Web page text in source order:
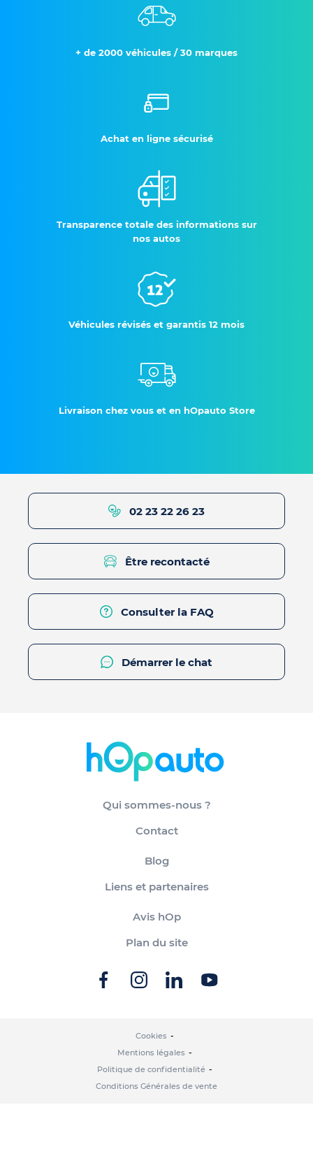
+ de 2000 véhicules / 30 marques
Achat en ligne sécurisé
Transparence totale des informations sur
nos autos
Véhicules révisés et garantis 12 mois
Livraison chez vous et en hOpauto Store
02 23 22 26 23
Être recontacté
Consulter la FAQ
Démarrer le chat
Qui sommes-nous ?
Contact
Blog
Liens et partenaires
Avis hOp
Plan du site
Cookies
Mentions légales
Politique de confidentialité
Conditions Générales de vente